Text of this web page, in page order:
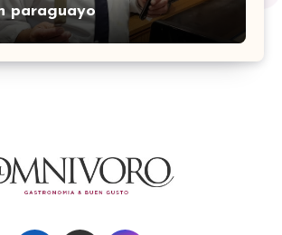
paraguayo